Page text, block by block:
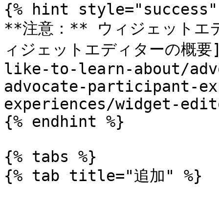
{% hint style="success"
**注意：** ウィジェットエ
ィジェットエディターの
like-to-learn-about/
advocate-participant-
experiences/widget-
{% endhint %}
{% tabs %}
{% tab title="追加" %}